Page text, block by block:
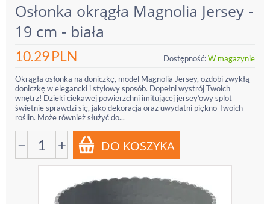
Osłonka okrągła Magnolia Jersey -
19 cm - biała
10.29PLN Dostępność:W magazynie
Okrągła osłonka na doniczkę, model Magnolia Jersey, ozdobi zwykłą
doniczkę w elegancki i stylowy sposób. Dopełni wystrój Twoich
wnętrz! Dzięki ciekawej powierzchni imitującej jersey’owy splot
świetnie sprawdzi się, jako dekoracja oraz uwydatni piękno Twoich
roślin. Może również służyć do...
− +